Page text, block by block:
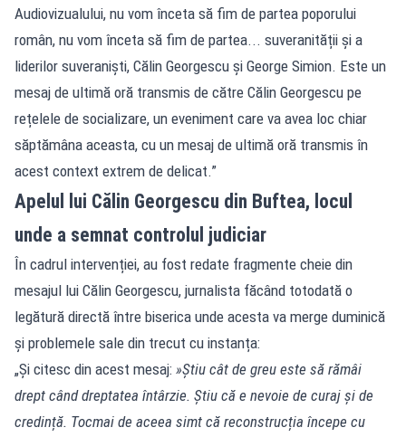
Audiovizualului, nu vom înceta să fim de partea poporului
român, nu vom înceta să fim de partea... suveranității și a
liderilor suveraniști, Călin Georgescu și George Simion. Este un
mesaj de ultimă oră transmis de către Călin Georgescu pe
rețelele de socializare, un eveniment care va avea loc chiar
săptămâna aceasta, cu un mesaj de ultimă oră transmis în
acest context extrem de delicat.”
Apelul lui Călin Georgescu din Buftea, locul
unde a semnat controlul judiciar
În cadrul intervenției, au fost redate fragmente cheie din
mesajul lui Călin Georgescu, jurnalista făcând totodată o
legătură directă între biserica unde acesta va merge duminică
și problemele sale din trecut cu instanța:
„Și citesc din acest mesaj: »Știu cât de greu este să rămâi
drept când dreptatea întârzie. Știu că e nevoie de curaj și de
credință. Tocmai de aceea simt că reconstrucția începe cu